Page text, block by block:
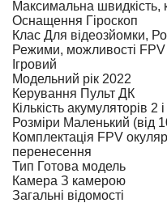
Максимальна швидкість,
Оснащення Гіроскоп
Клас Для відеозйомки,
Режими, можливості
Ігровий
Модельний рік 2022
Керування Пульт ДК
Кількість акумуляторів 2
Розміри Маленький (від
Комплектація FPV
перенесення
Тип Готова модель
Камера З камерою
Загальні відомості